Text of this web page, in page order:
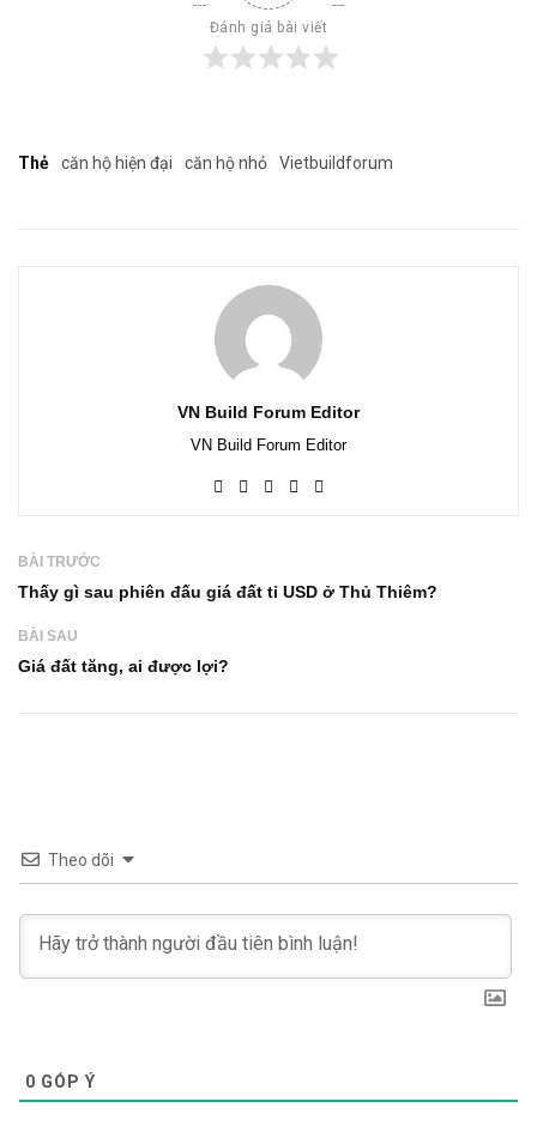
Đánh giá bài viết
Thẻ căn hộ hiện đại căn hộ nhỏ Vietbuildforum
VN Build Forum Editor
VN Build Forum Editor
BÀI TRƯỚC
Thấy gì sau phiên đấu giá đất tỉ USD ở Thủ Thiêm?
BÀI SAU
Giá đất tăng, ai được lợi?
Theo dõi
0 GÓP Ý